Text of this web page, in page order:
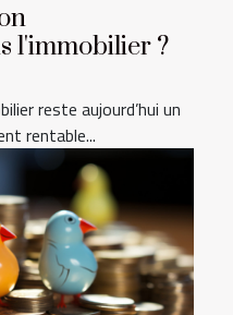
l'immobilier ?
reste aujourd’hui un
rentable...